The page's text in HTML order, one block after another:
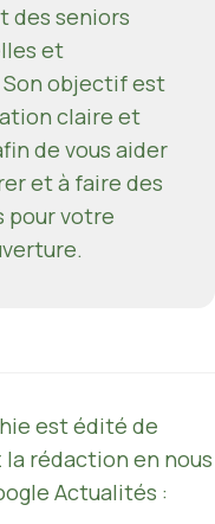
des seniors
et
Son objectif est
claire et
de vous aider
et à faire des
pour votre
est édité de
rédaction en nous
Actualités :